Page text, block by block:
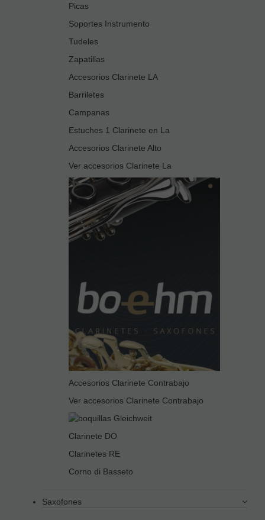
Picas
Soportes Instrumento
Tudeles
Zapatillas
Accesorios Clarinete LA
Barriletes
Campanas
Estuches 1 Clarinete en La
Accesorios Clarinete Alto
Ver accesorios Clarinete La
Accesorios Clarinete Contrabajo
Ver accesorios Clarinete Contrabajo
Clarinete DO
Clarinetes RE
Corno di Basseto
Saxofones